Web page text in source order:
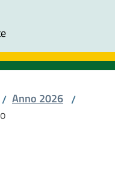
/ Anno 2026 /